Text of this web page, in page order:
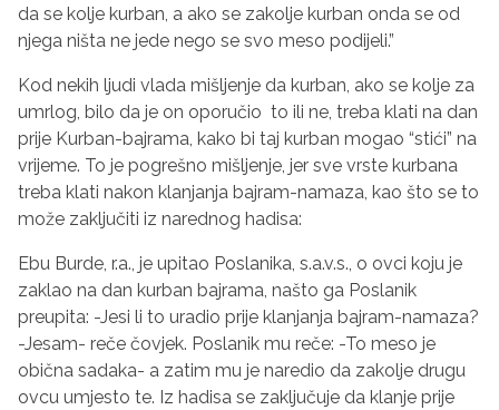
da se kolje kurban, a ako se zakolje kurban onda se od
njega ništa ne jede nego se svo meso podijeli.”
Kod nekih ljudi vlada mišljenje da kurban, ako se kolje za
umrlog, bilo da je on oporučio to ili ne, treba klati na dan
prije Kurban-bajrama, kako bi taj kurban mogao “stići” na
vrijeme. To je pogrešno mišljenje, jer sve vrste kurbana
treba klati nakon klanjanja bajram-namaza, kao što se to
može zaključiti iz narednog hadisa:
Ebu Burde, r.a., je upitao Poslanika, s.a.v.s., o ovci koju je
zaklao na dan kurban bajrama, našto ga Poslanik
preupita: -Jesi li to uradio prije klanjanja bajram-namaza?
-Jesam- reče čovjek. Poslanik mu reče: -To meso je
obična sadaka- a zatim mu je naredio da zakolje drugu
ovcu umjesto te. Iz hadisa se zaključuje da klanje prije